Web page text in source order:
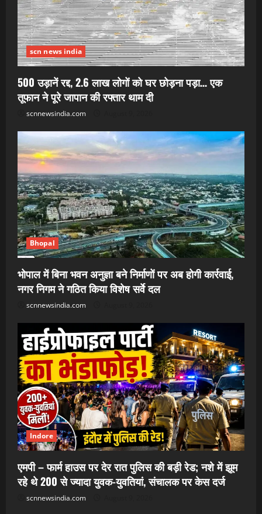
scn news india
500 उड़ानें रद्द, 2.6 लाख लोगों को घर छोड़ना पड़ा… एक
तूफान ने पूरे जापान की रफ्तार थाम दी
scnnewsindia.com
Bhopal
भोपाल में बिना भवन अनुज्ञा बने निर्माणों पर अब होगी कार्रवाई,
नगर निगम ने गठित किया विशेष सर्वे दल
scnnewsindia.com
Indore
एमपी – फार्म हाउस पर देर रात पुलिस की बड़ी रेड; नशे में झूम
रहे थे 200 से ज्यादा युवक-युवतियां, संचालक पर केस दर्ज
scnnewsindia.com